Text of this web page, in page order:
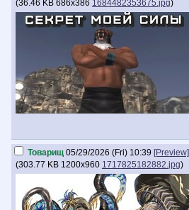
(36.46 KB 686x386 1684482353675.jpg)
Товарищ 05/29/2026 (Fri) 10:39 [Preview]
(303.77 KB 1200x960 1717825182882.jpg)